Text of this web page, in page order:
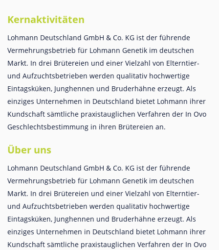
Kernaktivitäten
Lohmann Deutschland GmbH & Co. KG ist der führende
Vermehrungsbetrieb für Lohmann Genetik im deutschen
Markt. In drei Brütereien und einer Vielzahl von Elterntier-
und Aufzuchtsbetrieben werden qualitativ hochwertige
Eintagsküken, Junghennen und Bruderhähne erzeugt. Als
einziges Unternehmen in Deutschland bietet Lohmann ihrer
Kundschaft sämtliche praxistauglichen Verfahren der In Ovo
Geschlechtsbestimmung in ihren Brütereien an.
Über uns
Lohmann Deutschland GmbH & Co. KG ist der führende
Vermehrungsbetrieb für Lohmann Genetik im deutschen
Markt. In drei Brütereien und einer Vielzahl von Elterntier-
und Aufzuchtsbetrieben werden qualitativ hochwertige
Eintagsküken, Junghennen und Bruderhähne erzeugt. Als
einziges Unternehmen in Deutschland bietet Lohmann ihrer
Kundschaft sämtliche praxistauglichen Verfahren der In Ovo